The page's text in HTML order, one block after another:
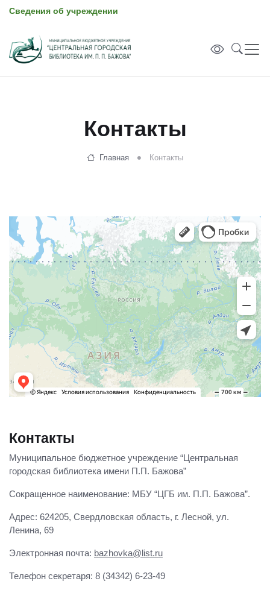
Сведения об учреждении
Контакты
Главная Контакты
Контакты
Муниципальное бюджетное учреждение “Центральная
городская библиотека имени П.П. Бажова”
Сокращенное наименование: МБУ “ЦГБ им. П.П. Бажова”.
Адрес: 624205, Свердловская область, г. Лесной, ул.
Ленина, 69
Электронная почта: bazhovka@list.ru
Телефон секретаря: 8 (34342) 6-23-49